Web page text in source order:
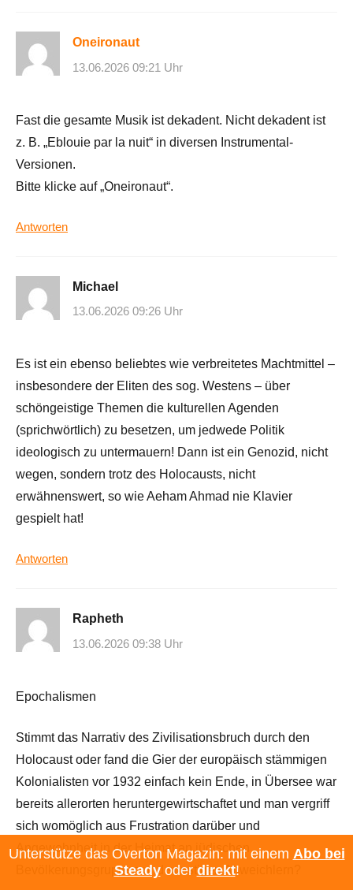
Oneironaut
13.06.2026 09:21 Uhr
Fast die gesamte Musik ist dekadent. Nicht dekadent ist
z. B. „Eblouie par la nuit“ in diversen Instrumental-
Versionen.
Bitte klicke auf „Oneironaut“.
Antworten
Michael
13.06.2026 09:26 Uhr
Es ist ein ebenso beliebtes wie verbreitetes Machtmittel –
insbesondere der Eliten des sog. Westens – über
schöngeistige Themen die kulturellen Agenden
(sprichwörtlich) zu besetzen, um jedwede Politik
ideologisch zu untermauern! Dann ist ein Genozid, nicht
wegen, sondern trotz des Holocausts, nicht
erwähnenswert, so wie Aeham Ahmad nie Klavier
gespielt hat!
Antworten
Rapheth
13.06.2026 09:38 Uhr
Epochalismen
Stimmt das Narrativ des Zivilisationsbruch durch den
Holocaust oder fand die Gier der europäisch stämmigen
Kolonialisten vor 1932 einfach kein Ende, in Übersee war
bereits allerorten heruntergewirtschaftet und man vergriff
sich womöglich aus Frustration darüber und
Angewohnheit in der Heimat an jüdischen
Bevölkerungsgruppen und sonstigen Abweichlern?
Unterstütze das Overton Magazin: mit einem Abo bei
Steadyoder direkt!